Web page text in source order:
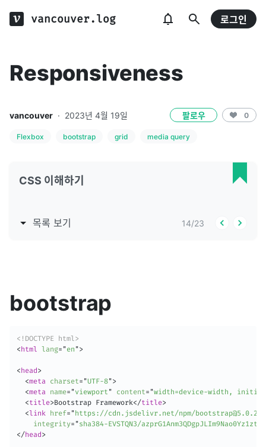
vancouver.log 로그인
Responsiveness
vancouver · 2023년 4월 19일 팔로우 0
Flexbox bootstrap grid media query
CSS 이해하기
목록 보기 14/23
bootstrap
<!DOCTYPE html>
< html lang= "en ">
< head >
<meta charset= "UTF-8">
<meta name= "viewport " content= "width=device-width,
<title>Bootstrap Framework</title>
<link href= " https://cdn.jsdelivr.net/npm/
integrity= "sha384-EVSTQN3/
</head >